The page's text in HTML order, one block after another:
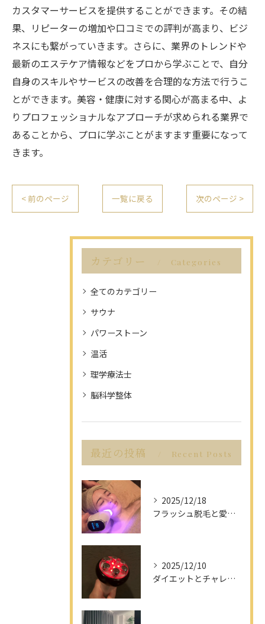
カスタマーサービスを提供することができます。その結
果、リピーターの増加や口コミでの評判が高まり、ビジ
ネスにも繋がっていきます。さらに、業界のトレンドや
最新のエステケア情報などをプロから学ぶことで、自分
自身のスキルやサービスの改善を合理的な方法で行うこ
とができます。美容・健康に対する関心が高まる中、よ
りプロフェッショナルなアプローチが求められる業界で
あることから、プロに学ぶことがますます重要になって
きます。
< 前のページ 一覧に戻る 次のページ >
カテゴリー Categories
全てのカテゴリー
サウナ
パワーストーン
温活
理学療法士
脳科学整体
最近の投稿 Recent Posts
2025/12/18
フラッシュ脱毛と愛知県名古屋市の最新脱毛事情で理想の美肌を目指す方法
2025/12/10
ダイエットとチャレンジを愛知県名古屋市で楽しみながら成功させるポイント解説